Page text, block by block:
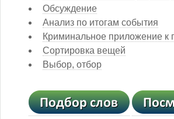
Обсуждение
Анализ по итогам события
Криминальное приложение к
Сортировка вещей
Выбор, отбор